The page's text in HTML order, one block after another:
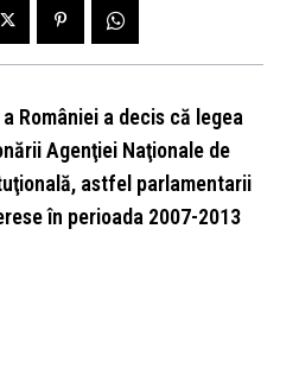
României a decis că legea
Agenţiei Naţionale de
astfel parlamentarii
în perioada 2007-2013